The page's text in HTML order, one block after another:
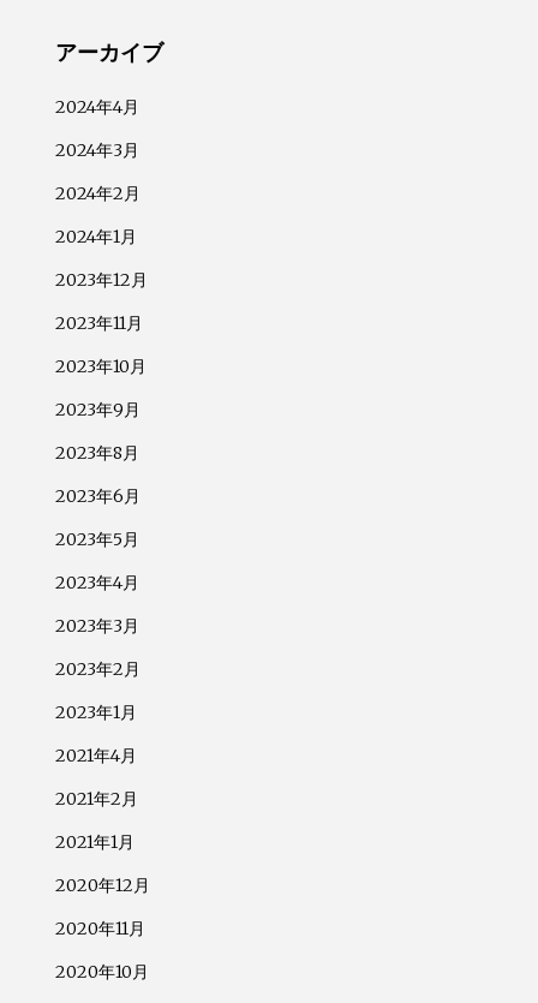
アーカイブ
2024年4月
2024年3月
2024年2月
2024年1月
2023年12月
2023年11月
2023年10月
2023年9月
2023年8月
2023年6月
2023年5月
2023年4月
2023年3月
2023年2月
2023年1月
2021年4月
2021年2月
2021年1月
2020年12月
2020年11月
2020年10月